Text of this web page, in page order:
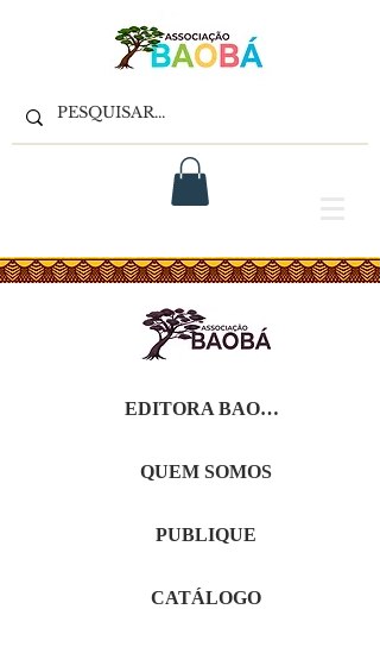
EDITORA BAOBÁ
QUEM SOMOS
PUBLIQUE
CATÁLOGO